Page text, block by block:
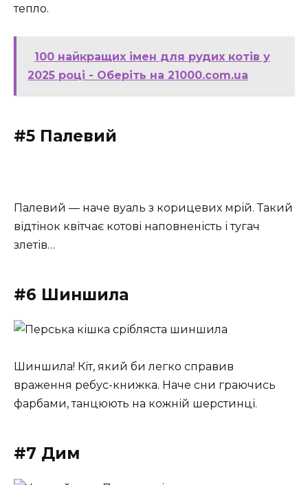
тепло.
100 найкращих імен для рудих котів у
2025 році - Оберіть на 21000.com.ua
#5 Палевий
Палевий — наче вуаль з корицевих мрій. Такий
відтінок квітчає котові наповненість і тугач
злетів…
#6 Шиншила
Шиншила! Кіт, який би легко справив
враження ребус-книжка. Наче сни граючись
фарбами, танцюють на кожній шерстинці.
#7 Дим